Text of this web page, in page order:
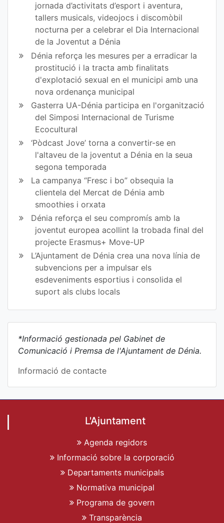
jornada d’activitats d’esport i aventura,
tallers musicals, videojocs i discomòbil
nocturna per a celebrar el Dia Internacional
de la Joventut a Dénia
Dénia reforça les mesures per a erradicar la
prostitució i la tracta amb finalitats
d'explotació sexual en el municipi amb una
nova ordenança municipal
Gasterra UA-Dénia participa en l'organització
del Simposi Internacional de Turisme
Ecocultural
‘Pòdcast Jove’ torna a convertir-se en
l'altaveu de la joventut a Dénia en la seua
segona temporada
La campanya “Fresc i bo” obsequia la
clientela del Mercat de Dénia amb
smoothies i orxata
Dénia reforça el seu compromís amb la
joventut europea acollint la trobada final del
projecte Erasmus+ Move-UP
L’Ajuntament de Dénia crea una nova línia de
subvencions per a impulsar els
esdeveniments esportius i consolida el
suport als clubs locals
*Informació gestionada pel Gabinet de
Comunicació i Premsa de l'Ajuntament de Dénia.
Informació de contacte
L'Ajuntament
Agenda regidors
Informació sobre la corporació
Departaments municipals
Normativa municipal
Programa de govern
Transparència